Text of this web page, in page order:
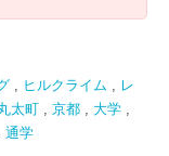
, ヒルクライム , レ
太町 , 京都 , 大学 ,
通学